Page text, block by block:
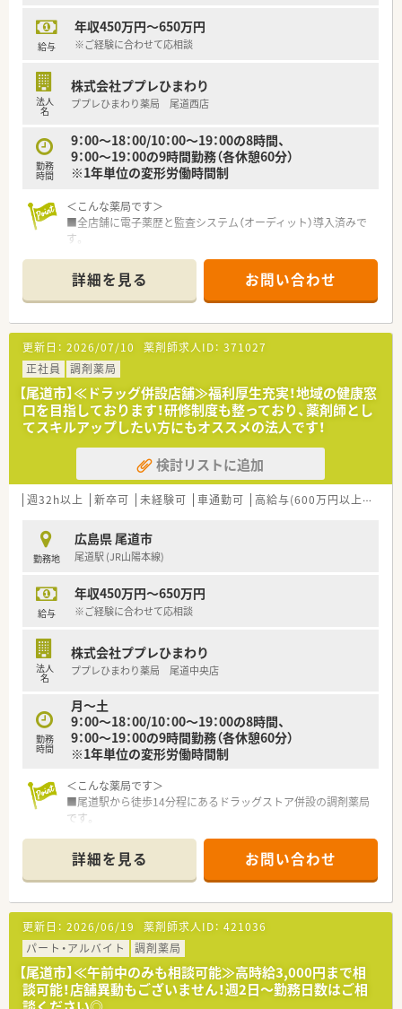
給与
年収450万円～650万円
※ご経験に合わせて応相談
法人
名
株式会社ププレひまわり
ププレひまわり薬局 尾道西店
勤務
時間
9：00～18：00/10：00～19：00の8時間、
9：00～19：00の9時間勤務（各休憩60分）
※1年単位の変形労働時間制
＜こんな薬局です＞
■全店舗に電子薬歴と監査システム（オーディット）導入済みで
す。
＜業務内容＞
■広域の処方箋を応需しています。
110枚/月程度の店舗です。
■在宅にも注力していますので、在宅に関するスキルも身につき
ます。
＜研修制度＞
■社内外でさまざまな研修をしており、スキルアップできる環境
を整えています。
（例：侵入社員研修・OJT・医薬品研修・薬剤師ベーシック研修・
マネジメント研修・セミナー講師を招いての研修・学会発表
等…）
＜法人特徴＞
■地域に根差したドラッグストア・調剤薬局・
ドラッグストアは現在130店舗展開しておりますが、
調剤薬局（併設店）は新店予定も含めて15店舗となります。
今後広島県を中心に調剤併設店を増やしていく方針の法人と
■「地域の健康増進に貢献する」をテーマとして運営を行ってお
ります。
薬剤師一人一人が患者様に薬のご提案や服薬指導後のフォロ
ーを行うなど
■薬剤師は調剤併設店の対応がメインとなります。
そのため、勤務時間帯も調剤薬局の開局時間での勤務となりま
す。
併設店でのご勤務の場合はOTCに関しても身近に学ぶ環境が
幅広い知識と経験を蓄積する事が可能となります。
■基本的には残業が発生しないようなシフト環境を整えており
ます。
有給取得率も高く、自己啓発休暇も含め、年間120日以上の
休暇取得が可能な法人となります。
そのため、公私ともに充実してご勤務して頂く事が可能です。
＜こんな方にもオススメ＞
■OTCも学べる環境で、マルチな薬剤師を目指したい方
■患者様から選ばれる薬剤師としてスキルアップしたい方
等々…
少しでも気になった方はお問い合わせくださいませ
詳細を見る お問い合わせ
更新日： 2026/07/10 薬剤師求人ID： 371027
正社員
調剤薬局
【尾道市】≪ドラッグ併設店舗≫福利厚生充実！地域の健康窓
口を目指しております！研修制度も整っており、薬剤師とし
てスキルアップしたい方にもオススメの法人です！
検討リストに追加
週32h以上 新卒可 未経験可 車通勤可 高給与(600万円以上)
勤務地
広島県 尾道市
尾道駅 (JR山陽本線)
給与
年収450万円～650万円
※ご経験に合わせて応相談
法人
名
株式会社ププレひまわり
ププレひまわり薬局 尾道中央店
勤務
時間
月～土
9：00～18：00/10：00～19：00の8時間、
9：00～19：00の9時間勤務（各休憩60分）
※1年単位の変形労働時間制
＜こんな薬局です＞
■尾道駅から徒歩14分程にあるドラッグストア併設の調剤薬局
です。
■投薬口は3台あり、患者様が座って話を聞ける状態になってい
ます。
■待合スペースには背もたれ付きのソファーや、
観葉植物が置いて有り、落ち着く空間となっています。
■全店舗に電子薬歴と監査システム（オーディット）導入済みで
す。
＜業務内容＞
■内科, 耳鼻科, 泌尿器科の処方箋がメインの店舗です。
処方箋は約80枚/日、薬剤師は薬剤師7名在籍しています。
詳細を見る お問い合わせ
更新日： 2026/06/19 薬剤師求人ID： 421036
パート・アルバイト
調剤薬局
【尾道市】≪午前中のみも相談可能≫高時給3,000円まで相
談可能！店舗異動もございません！週2日～勤務日数はご相